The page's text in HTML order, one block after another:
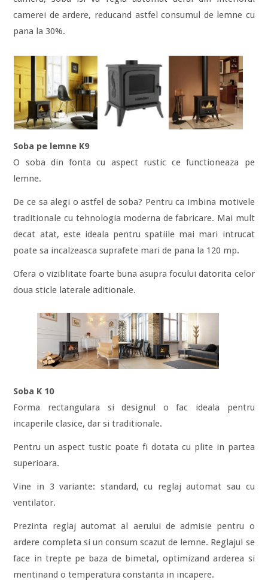
camerei de ardere, reducand astfel consumul de lemne cu
pana la 30%.
Soba pe lemne K9
O soba din fonta cu aspect rustic ce functioneaza pe
lemne.
De ce sa alegi o astfel de soba? Pentru ca imbina motivele
traditionale cu tehnologia moderna de fabricare. Mai mult
decat atat, este ideala pentru spatiile mai mari intrucat
poate sa incalzeasca suprafete mari de pana la 120 mp.
Ofera o viziblitate foarte buna asupra focului datorita celor
doua sticle laterale aditionale.
Soba K 10
Forma rectangulara si designul o fac ideala pentru
incaperile clasice, dar si traditionale.
Pentru un aspect tustic poate fi dotata cu plite in partea
superioara.
Vine in 3 variante: standard, cu reglaj automat sau cu
ventilator.
Prezinta reglaj automat al aerului de admisie pentru o
ardere completa si un consum scazut de lemne. Reglajul se
face in trepte pe baza de bimetal, optimizand arderea si
mentinand o temperatura constanta in incapere.